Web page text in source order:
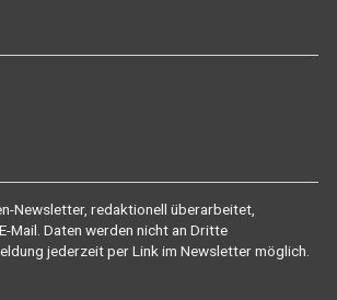
Newsletter, redaktionell überarbeitet,
Mail. Daten werden nicht an Dritte
jederzeit per Link im Newsletter möglich.